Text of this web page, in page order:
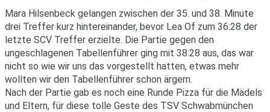
Mara Hilsenbeck gelangen zwischen der 35. und 38. Minute
drei Treffer kurz hintereinander, bevor Lea Of zum 36:28 der
letzte SCV Treffer erzielte. Die Partie gegen den
ungeschlagenen Tabellenführer ging mit 38:28 aus, das war
nicht so wie wir uns das vorgestellt hatten, etwas mehr
wollten wir den Tabellenführer schon ärgern.
Nach der Partie gab es noch eine Runde Pizza für die Mädels
und Eltern, für diese tolle Geste des TSV Schwabmünchen